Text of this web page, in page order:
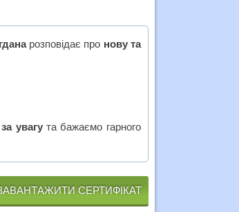
розповідає про нову та
увагута бажаємо гарного
СЕРТИФІКАТ